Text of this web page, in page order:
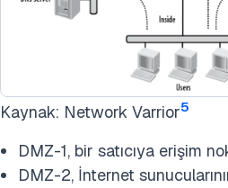
Kaynak: Network Varrior5
DMZ-1, bir satıcıya erişim
DMZ-2, İnternet